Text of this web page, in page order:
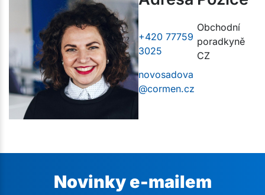
+420 77759
3025
novosadova
@cormen.cz
Obchodní
poradkyně
CZ
Novinky e-mailem